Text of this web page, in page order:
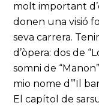
molt important
donen una visió
seva carrera.
d’òpera: dos de
somni de
mio nome d’”Il
El capítol de